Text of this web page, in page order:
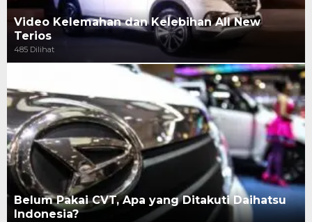
Video Kelemahan dan Kelebihan All New
Terios
485 Dilihat
Belum Pakai CVT, Apa yang Ditakuti Daihatsu
Indonesia?